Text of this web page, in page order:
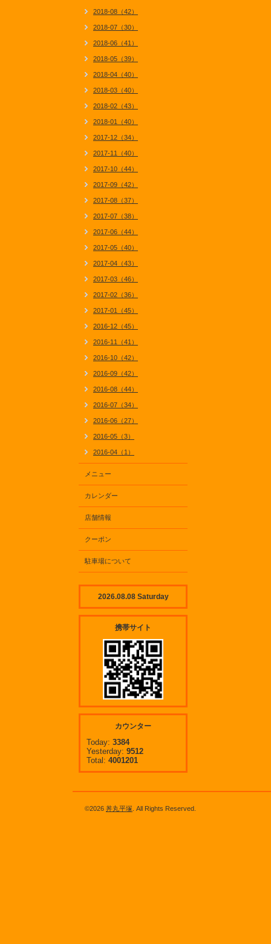
2018-08（42）
2018-07（30）
2018-06（41）
2018-05（39）
2018-04（40）
2018-03（40）
2018-02（43）
2018-01（40）
2017-12（34）
2017-11（40）
2017-10（44）
2017-09（42）
2017-08（37）
2017-07（38）
2017-06（44）
2017-05（40）
2017-04（43）
2017-03（46）
2017-02（36）
2017-01（45）
2016-12（45）
2016-11（41）
2016-10（42）
2016-09（42）
2016-08（44）
2016-07（34）
2016-06（27）
2016-05（3）
2016-04（1）
メニュー
カレンダー
店舗情報
クーポン
駐車場について
2026.08.08 Saturday
携帯サイト
カウンター
Today: 3384
Yesterday: 9512
Total: 4001201
©2026 丼丸平塚 . All Rights Reserved.